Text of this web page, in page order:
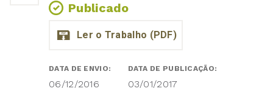
Publicado
DATA DE ENVIO:
06/12/2016
DATA DE PUBLICAÇÃO:
03/01/2017